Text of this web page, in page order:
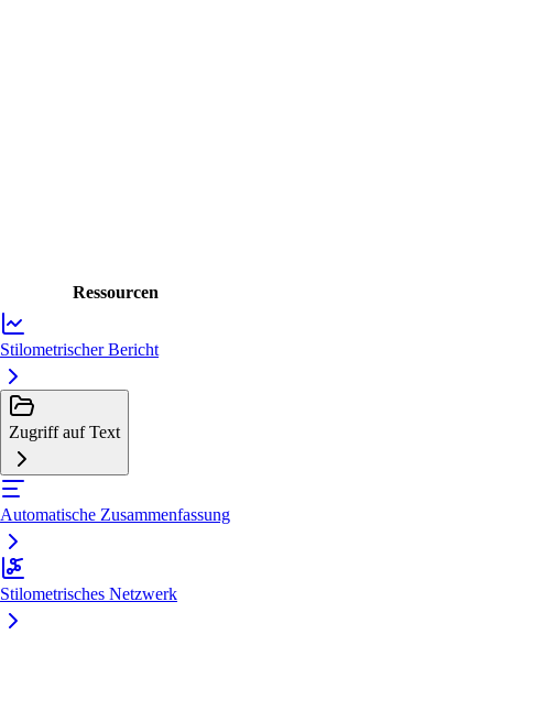
Ressourcen
Stilometrischer Bericht
Zugriff auf Text
Automatische Zusammenfassung
Stilometrisches Netzwerk